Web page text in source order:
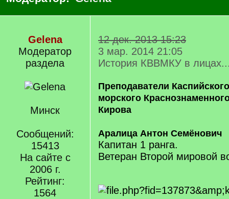
Gelena
Модератор
раздела
Минск
Сообщений:
15413
На сайте с
2006 г.
Рейтинг:
1564
12 дек. 2013 15:23
3 мар. 2014 21:05
История КВВМКУ в
Преподаватели
морского
Кирова
Аралица Антон Семёнович
Капитан 1 ранга.
Ветеран Второй мировой